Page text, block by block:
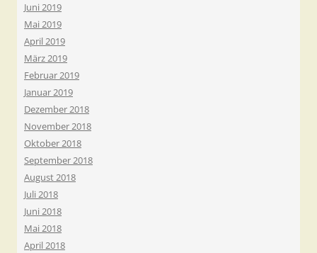
Juni 2019
Mai 2019
April 2019
März 2019
Februar 2019
Januar 2019
Dezember 2018
November 2018
Oktober 2018
September 2018
August 2018
Juli 2018
Juni 2018
Mai 2018
April 2018